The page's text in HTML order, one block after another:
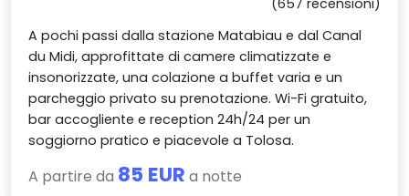
(657 recensioni)
A pochi passi dalla stazione Matabiau e dal Canal
du Midi, approfittate di camere climatizzate e
insonorizzate, una colazione a buffet varia e un
parcheggio privato su prenotazione. Wi-Fi gratuito,
bar accogliente e reception 24h/24 per un
soggiorno pratico e piacevole a Tolosa.
A partire da 85 EUR a notte